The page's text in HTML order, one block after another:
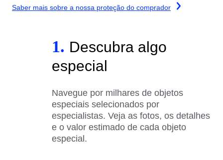
Saber mais sobre a nossa proteção do comprador
1. Descubra algo
especial
Navegue por milhares de objetos
especiais selecionados por
especialistas. Veja as fotos, os detalhes
e o valor estimado de cada objeto
especial.